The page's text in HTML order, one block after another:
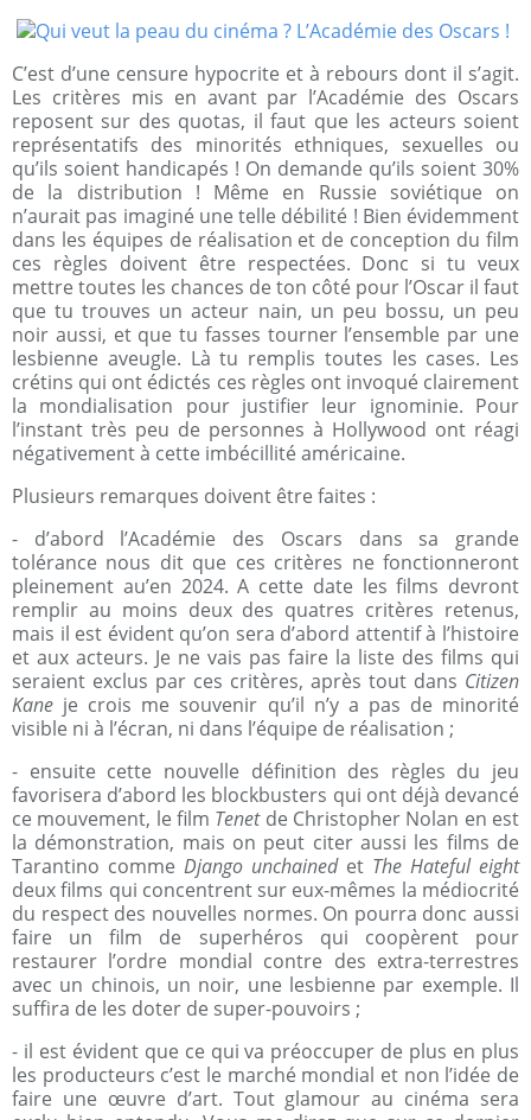
C’est d’une censure hypocrite et à rebours dont il s’agit.
Les critères mis en avant par l’Académie des Oscars
reposent sur des quotas, il faut que les acteurs soient
représentatifs des minorités ethniques, sexuelles ou
qu’ils soient handicapés ! On demande qu’ils soient 30%
de la distribution ! Même en Russie soviétique on
n’aurait pas imaginé une telle débilité ! Bien évidemment
dans les équipes de réalisation et de conception du film
ces règles doivent être respectées. Donc si tu veux
mettre toutes les chances de ton côté pour l’Oscar il faut
que tu trouves un acteur nain, un peu bossu, un peu
noir aussi, et que tu fasses tourner l’ensemble par une
lesbienne aveugle. Là tu remplis toutes les cases. Les
crétins qui ont édictés ces règles ont invoqué clairement
la mondialisation pour justifier leur ignominie. Pour
l’instant très peu de personnes à Hollywood ont réagi
négativement à cette imbécillité américaine.
Plusieurs remarques doivent être faites :
- d’abord l’Académie des Oscars dans sa grande
tolérance nous dit que ces critères ne fonctionneront
pleinement au’en 2024. A cette date les films devront
remplir au moins deux des quatres critères retenus,
mais il est évident qu’on sera d’abord attentif à l’histoire
et aux acteurs. Je ne vais pas faire la liste des films qui
seraient exclus par ces critères, après tout dans Citizen
Kane je crois me souvenir qu’il n’y a pas de minorité
visible ni à l’écran, ni dans l’équipe de réalisation ;
- ensuite cette nouvelle définition des règles du jeu
favorisera d’abord les blockbusters qui ont déjà devancé
ce mouvement, le film Tenet de Christopher Nolan en est
la démonstration, mais on peut citer aussi les films de
Tarantino comme Django unchained et The Hateful eight
deux films qui concentrent sur eux-mêmes la médiocrité
du respect des nouvelles normes. On pourra donc aussi
faire un film de superhéros qui coopèrent pour
restaurer l’ordre mondial contre des extra-terrestres
avec un chinois, un noir, une lesbienne par exemple. Il
suffira de les doter de super-pouvoirs ;
- il est évident que ce qui va préoccuper de plus en plus
les producteurs c’est le marché mondial et non l’idée de
faire une œuvre d’art. Tout glamour au cinéma sera